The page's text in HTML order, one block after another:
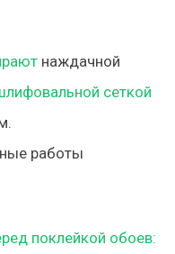
наждачной
сеткой
работы